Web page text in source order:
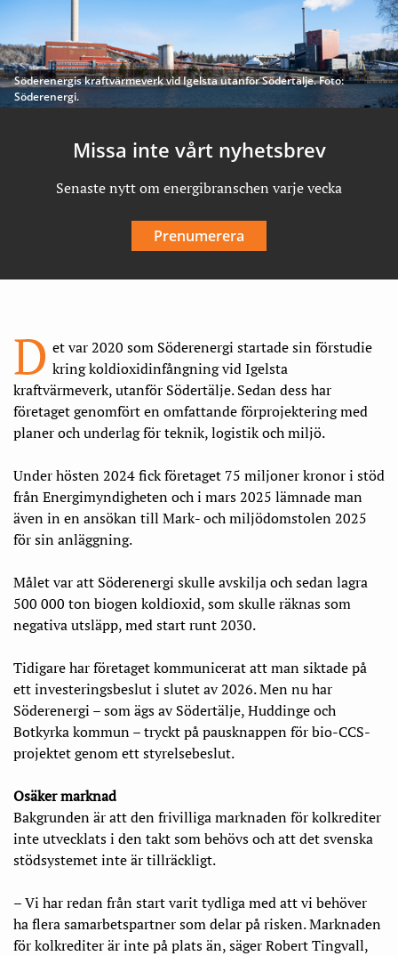
Söderenergis kraftvärmeverk vid Igelsta utanför Södertälje. Foto:
Söderenergi.
Missa inte vårt nyhetsbrev
Senaste nytt om energibranschen varje vecka
Prenumerera
D et var 2020 som Söderenergi startade sin förstudie
kring koldioxidinfångning vid Igelsta
kraftvärmeverk, utanför Södertälje. Sedan dess har
företaget genomfört en omfattande förprojektering med
planer och underlag för teknik, logistik och miljö.
Under hösten 2024 fick företaget 75 miljoner kronor i stöd
från Energimyndigheten och i mars 2025 lämnade man
även in en ansökan till Mark- och miljödomstolen 2025
för sin anläggning.
Målet var att Söderenergi skulle avskilja och sedan lagra
500 000 ton biogen koldioxid, som skulle räknas som
negativa utsläpp, med start runt 2030.
Tidigare har företaget kommunicerat att man siktade på
ett investeringsbeslut i slutet av 2026. Men nu har
Söderenergi – som ägs av Södertälje, Huddinge och
Botkyrka kommun – tryckt på pausknappen för bio-CCS-
projektet genom ett styrelsebeslut.
Osäker marknad
Bakgrunden är att den frivilliga marknaden för kolkrediter
inte utvecklats i den takt som behövs och att det svenska
stödsystemet inte är tillräckligt.
– Vi har redan från start varit tydliga med att vi behöver
ha flera samarbetspartner som delar på risken. Marknaden
för kolkrediter är inte på plats än, säger Robert Tingvall,